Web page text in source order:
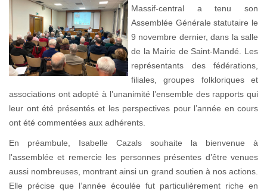
Massif-central a tenu son
Assemblée Générale statutaire le
9 novembre dernier, dans la salle
de la Mairie de Saint-Mandé. Les
représentants des fédérations,
filiales, groupes folkloriques et
associations ont adopté à l’unanimité l’ensemble des rapports qui
leur ont été présentés et les perspectives pour l’année en cours
ont été commentées aux adhérents.
En préambule, Isabelle Cazals souhaite la bienvenue à
l'assemblée et remercie les personnes présentes d’être venues
aussi nombreuses, montrant ainsi un grand soutien à nos actions.
Elle précise que l’année écoulée fut particulièrement riche en